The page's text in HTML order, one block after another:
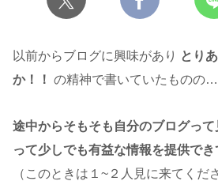
以前からブログに興味があり とり
か！！ の精神で書いていたものの…
途中からそもそも自分のブログっ
って少しでも有益な情報を提供で
（このときは１~２人見に来てくだ